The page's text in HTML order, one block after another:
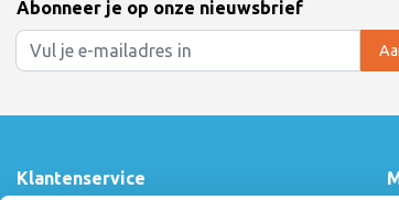
Abonneer je op onze nieuwsbrief
Klantenservice